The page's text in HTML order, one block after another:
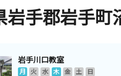
岩手郡岩手町
岩手川口教室
月 火 水 木 金 土
日